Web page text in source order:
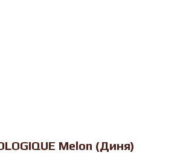
Melon (Диня)